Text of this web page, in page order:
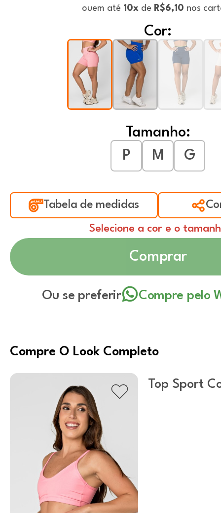
ouem até 10xde R$6,10 nos
Cor:
Tamanho:
P
M G
Tabela de medidas
Selecione a cor e o
Comprar
Ou se preferir Compre pelo
Compre O Look Completo
Top Sport